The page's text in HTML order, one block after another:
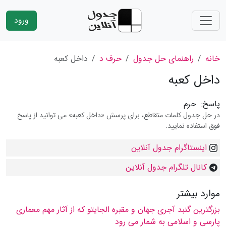
ورود
خانه راهنمای حل جدول حرف د داخل كعبه
داخل كعبه
پاسخ: حرم
در حل جدول کلمات متقاطع، برای پرسش «داخل كعبه» می توانید از پاسخ
فوق استفاده نمایید.
اینستاگرام جدول آنلاین
کانال تلگرام جدول آنلاین
موارد بیشتر
بزرگترین گنبد آجری جهان و مقبره الجایتو كه از آثار مهم معماری
پارسی و اسلامی به شمار می رود